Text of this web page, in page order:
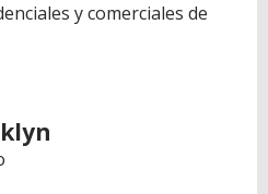
y comerciales de